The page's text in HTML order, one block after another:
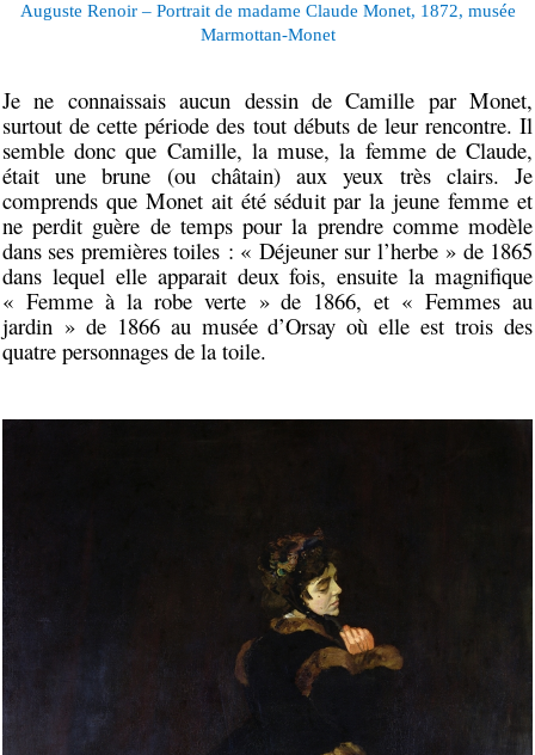
Auguste Renoir – Portrait de madame Claude Monet, 1872, musée
Marmottan-Monet
Je ne connaissais aucun dessin de Camille par Monet,
surtout de cette période des tout débuts de leur rencontre. Il
semble donc que Camille, la muse, la femme de Claude,
était une brune (ou châtain) aux yeux très clairs. Je
comprends que Monet ait été séduit par la jeune femme et
ne perdit guère de temps pour la prendre comme modèle
dans ses premières toiles : « Déjeuner sur l’herbe » de 1865
dans lequel elle apparait deux fois, ensuite la magnifique
« Femme à la robe verte » de 1866, et « Femmes au
jardin » de 1866 au musée d’Orsay où elle est trois des
quatre personnages de la toile.